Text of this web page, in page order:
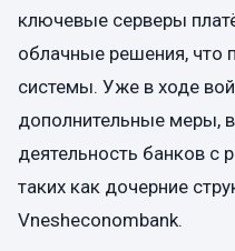
ключевые серверы
облачные решения, что
системы. Уже в ходе
дополнительные меры,
деятельность банков с
таких как дочерние
Vnesheconombank.